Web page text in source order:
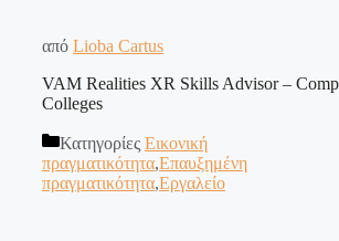
από Lioba Cartus
VAM Realities XR Skills Advisor –
Colleges
Κατηγορίες Εικονική
πραγματικότητα,Επαυξημένη
πραγματικότητα,Εργαλείο